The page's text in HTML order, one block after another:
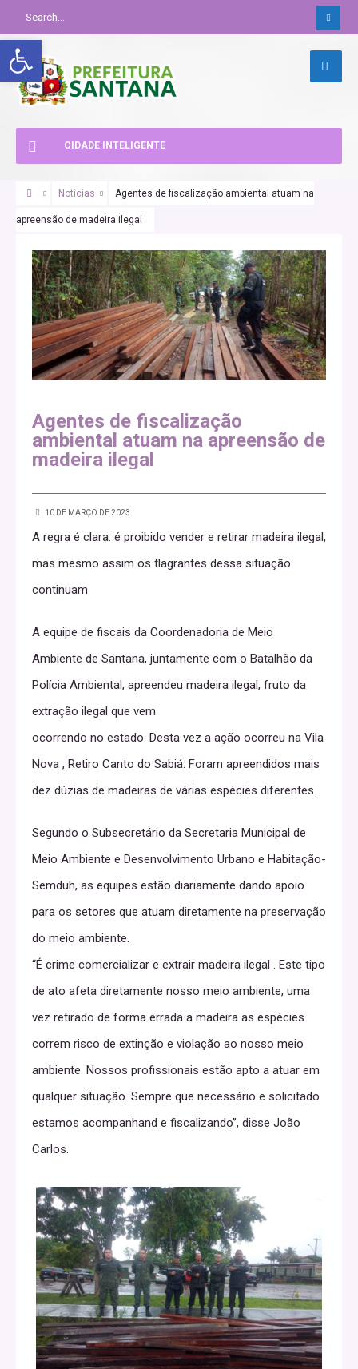
Abrir a barra de ferramentas
CIDADE INTELIGENTE
Noticias Agentes de fiscalização ambiental atuam na
apreensão de madeira ilegal
Agentes de fiscalização
ambiental atuam na apreensão de
madeira ilegal
10 DE MARÇO DE 2023
A regra é clara: é proibido vender e retirar madeira ilegal,
mas mesmo assim os flagrantes dessa situação
continuam
A equipe de fiscais da Coordenadoria de Meio
Ambiente de Santana, juntamente com o Batalhão da
Polícia Ambiental, apreendeu madeira ilegal, fruto da
extração ilegal que vem
ocorrendo no estado. Desta vez a ação ocorreu na Vila
Nova , Retiro Canto do Sabiá. Foram apreendidos mais
dez dúzias de madeiras de várias espécies diferentes.
Segundo o Subsecretário da Secretaria Municipal de
Meio Ambiente e Desenvolvimento Urbano e Habitação-
Semduh, as equipes estão diariamente dando apoio
para os setores que atuam diretamente na preservação
do meio ambiente.
“É crime comercializar e extrair madeira ilegal . Este tipo
de ato afeta diretamente nosso meio ambiente, uma
vez retirado de forma errada a madeira as espécies
correm risco de extinção e violação ao nosso meio
ambiente. Nossos profissionais estão apto a atuar em
qualquer situação. Sempre que necessário e solicitado
estamos acompanhand e fiscalizando”, disse João
Carlos.